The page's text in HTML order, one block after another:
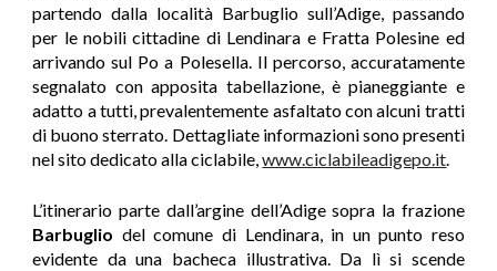
partendo dalla località Barbuglio sull’Adige, passando
per le nobili cittadine di Lendinara e Fratta Polesine ed
arrivando sul Po a Polesella. Il percorso, accuratamente
segnalato con apposita tabellazione, è pianeggiante e
adatto a tutti, prevalentemente asfaltato con alcuni tratti
di buono sterrato. Dettagliate informazioni sono presenti
nel sito dedicato alla ciclabile,www.ciclabileadigepo.it.
L’itinerario parte dall’argine dell’Adige sopra la frazione
Barbuglio del comune di Lendinara, in un punto reso
evidente da una bacheca illustrativa. Da lì si scende